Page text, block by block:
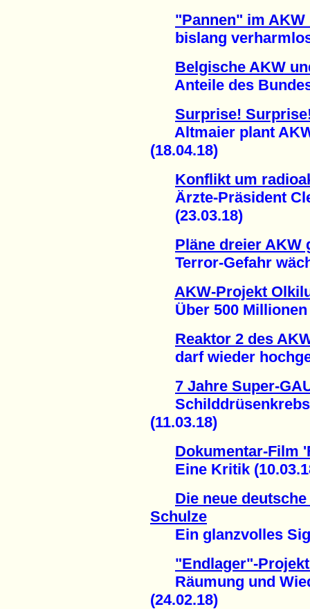
"Pannen" im AKW
bislang
Belgische AKW
Anteile des Bundes
Surprise!
Altmaier plant
(18.04.18)
Konflikt um
Ärzte-Präsident
(23.03.18)
Pläne dreier AKW
Terror-Gefahr
AKW-Projekt
Über 500 Millionen
Reaktor 2 des
darf wieder
7 Jahre Super-
(11.03.18)
Dokumentar-Film
Eine Kritik
Die neue
Schulze
Ein glanzvolles
"Endlager"-
Räumung und
(24.02.18)